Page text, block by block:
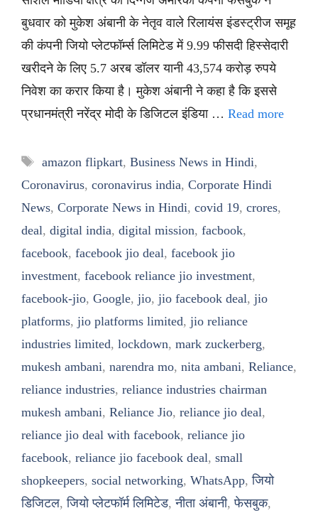
बुधवार को मुकेश अंबानी के नेतृव वाले रिलायंस इंडस्ट्रीज समूह
की कंपनी जियो प्लेटफॉर्म्स लिमिटेड में 9.99 फीसदी हिस्सेदारी
खरीदने के लिए 5.7 अरब डॉलर यानी 43,574 करोड़ रुपये
निवेश का करार किया है। मुकेश अंबानी ने कहा है कि इससे
प्रधानमंत्री नरेंद्र मोदी के डिजिटल इंडिया … Read more
Tags
amazon flipkart, Business News in Hindi,
Coronavirus, coronavirus india, Corporate Hindi
News, Corporate News in Hindi, covid 19, crores,
deal, digital india, digital mission, facbook,
facebook, facebook jio deal, facebook jio
investment, facebook reliance jio investment,
facebook-jio, Google, jio, jio facebook deal, jio
platforms, jio platforms limited, jio reliance
industries limited, lockdown, mark zuckerberg,
mukesh ambani, narendra mo, nita ambani, Reliance,
reliance industries, reliance industries chairman
mukesh ambani, Reliance Jio, reliance jio deal,
reliance jio deal with facebook, reliance jio
facebook, reliance jio facebook deal, small
shopkeepers, social networking, WhatsApp,जियो
डिजिटल,जियो प्लेटफॉर्म लिमिटेड,नीता अंबानी,फेसबुक,